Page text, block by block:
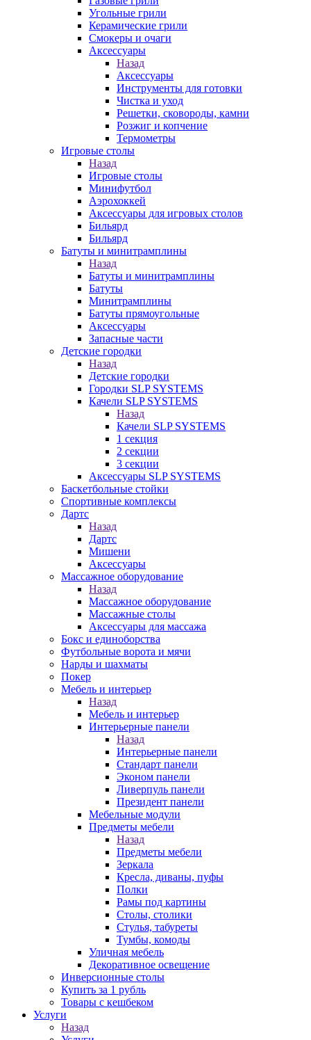
Угольные грили
Керамические грили
Смокеры и очаги
Аксессуары
Назад
Аксессуары
Инструменты для готовки
Чистка и уход
Решетки, сковороды, камни
Розжиг и копчение
Термометры
Игровые столы
Назад
Игровые столы
Минифутбол
Аэрохоккей
Аксессуары для игровых столов
Бильяpд
Бильяpд
Батуты и минитрамплины
Назад
Батуты и минитрамплины
Батуты
Минитрамплины
Батуты прямоугольные
Аксессуары
Запасные части
Детские городки
Назад
Детские городки
Городки SLP SYSTEMS
Качели SLP SYSTEMS
Назад
Качели SLP SYSTEMS
1 секция
2 секции
3 секции
Аксессуары SLP SYSTEMS
Баскетбольные стойки
Спортивные комплексы
Дартс
Назад
Дартс
Мишени
Аксессуары
Массажное оборудование
Назад
Массажное оборудование
Массажные столы
Аксессуары для массажа
Бокс и единоборства
Футбольные ворота и мячи
Нарды и шахматы
Покер
Мебель и интерьер
Назад
Мебель и интерьер
Интерьерные панели
Назад
Интерьерные панели
Стандарт панели
Эконом панели
Ливерпуль панели
Президент панели
Мебельные модули
Предметы мебели
Назад
Предметы мебели
Зеркала
Кресла, диваны, пуфы
Полки
Рамы под картины
Столы, столики
Стулья, табуреты
Тумбы, комоды
Уличная мебель
Декоративное освещение
Инверсионные столы
Купить за 1 рубль
Товары с кешбеком
Услуги
Назад